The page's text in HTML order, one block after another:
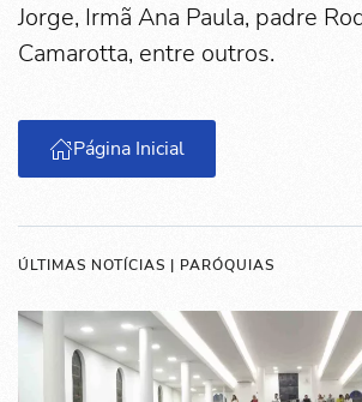
Jorge, Irmã Ana Paula, padre
Camarotta, entre outros.
Página Inicial
ÚLTIMAS NOTÍCIAS | PARÓQUIAS